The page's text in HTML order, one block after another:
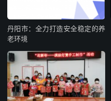
丹阳市：全力打造安全稳定的养
老环境